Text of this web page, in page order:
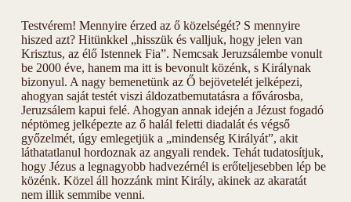
Testvérem! Mennyire érzed az ő közelségét? S mennyire
hiszed azt? Hitünkkel „hisszük és valljuk, hogy jelen van
Krisztus, az élő Istennek Fia”. Nemcsak Jeruzsálembe vonult
be 2000 éve, hanem ma itt is bevonult közénk, s Királynak
bizonyul. A nagy bemenetünk az Ő bejövetelét jelképezi,
ahogyan saját testét viszi áldozatbemutatásra a fővárosba,
Jeruzsálem kapui felé. Ahogyan annak idején a Jézust fogadó
néptömeg jelképezte az ő halál feletti diadalát és végső
győzelmét, úgy emlegetjük a „mindenség Királyát”, akit
láthatatlanul hordoznak az angyali rendek. Tehát tudatosítjuk,
hogy Jézus a legnagyobb hadvezérnél is erőteljesebben lép be
közénk. Közel áll hozzánk mint Király, akinek az akaratát
nem illik semmibe venni.